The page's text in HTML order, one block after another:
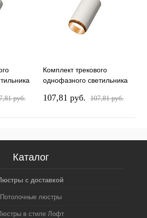
pуб.
Комплект трекового
однофазного светильника
белый песок/золото
107,81 pуб. 107,81 pуб.
Каталог
с доставкой
Потолочные люстры
в стиле Лофт